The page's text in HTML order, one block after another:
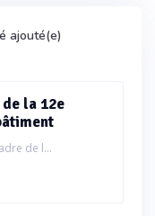
ajouté(e)
la 12e
de l...